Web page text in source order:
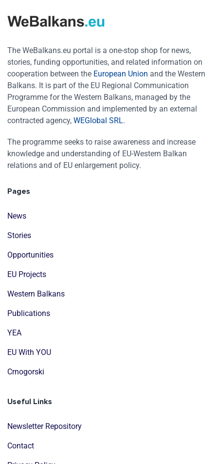
The WeBalkans.eu portal is a one-stop shop for news,
stories, funding opportunities, and related information on
cooperation between the European Union and the Western
Balkans. It is part of the EU Regional Communication
Programme for the Western Balkans, managed by the
European Commission and implemented by an external
contracted agency, WEGlobal SRL.
The programme seeks to raise awareness and increase
knowledge and understanding of EU-Western Balkan
relations and of EU enlargement policy.
Pages
News
Stories
Opportunities
EU Projects
Western Balkans
Publications
YEA
EU With YOU
Crnogorski
Useful Links
Newsletter Repository
Contact